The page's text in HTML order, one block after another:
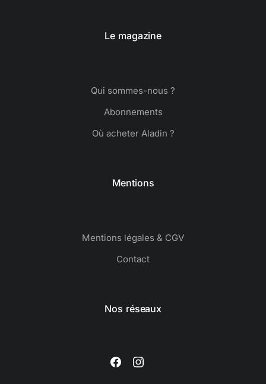
Le magazine
Qui sommes-nous ?
Abonnements
Où acheter Aladin ?
Mentions
Mentions légales & CGV
Contact
Nos réseaux